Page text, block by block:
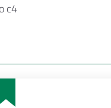
c4